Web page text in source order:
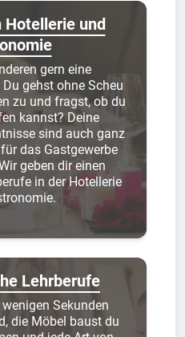
Hotellerie und
gern eine
gehst ohne Scheu
zu und fragst, ob du
kannst? Deine
sind auch ganz
das Gastgewerbe
geben dir einen
in der Hotellerie
Lehrberufe
Sekunden
die Möbel baust du